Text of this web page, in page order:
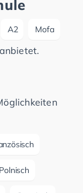
A2 Mofa
Polnisch